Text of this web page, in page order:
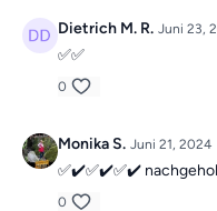
Dietrich M. R. Juni 23,
✅✅
0
Monika S. Juni 21, 2024
✅️✔️✅️✔️✅️✔️
0